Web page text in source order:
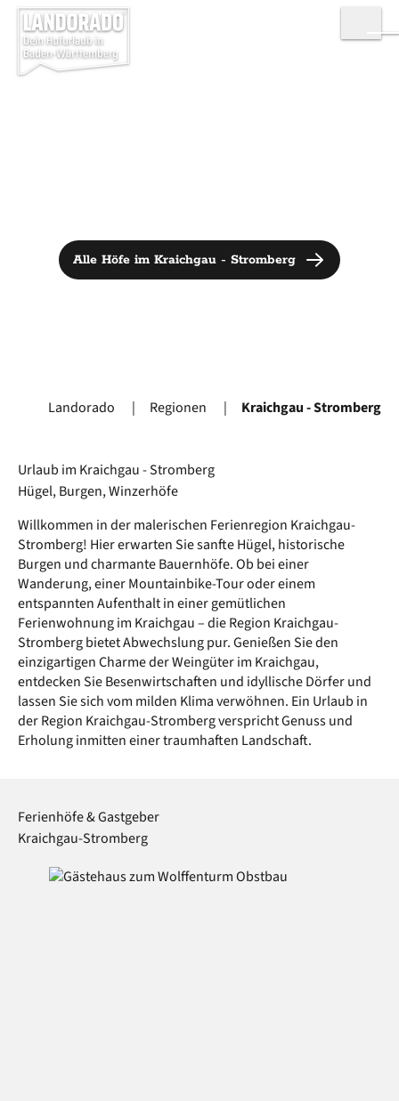
Alle Höfe im Kraichgau - Stromberg
Kraichgau - Stromberg
Urlaub im Kraichgau - Stromberg
Hügel, Burgen, Winzerhöfe
Willkommen in der malerischen Ferienregion Kraichgau-
Stromberg! Hier erwarten Sie sanfte Hügel, historische
Burgen und charmante Bauernhöfe. Ob bei einer
Wanderung, einer Mountainbike-Tour oder einem
entspannten Aufenthalt in einer gemütlichen
Ferienwohnung im Kraichgau – die Region Kraichgau-
Stromberg bietet Abwechslung pur. Genießen Sie den
einzigartigen Charme der Weingüter im Kraichgau,
entdecken Sie Besenwirtschaften und idyllische Dörfer und
lassen Sie sich vom milden Klima verwöhnen. Ein Urlaub in
der Region Kraichgau-Stromberg verspricht Genuss und
Erholung inmitten einer traumhaften Landschaft.
Ferienhöfe & Gastgeber
Kraichgau-Stromberg